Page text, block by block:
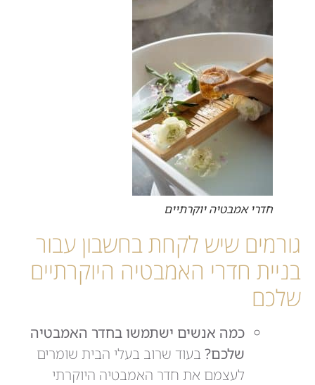
חדרי אמבטיה יוקרתיים
גורמים שיש לקחת בחשבון עבור
בניית חדרי האמבטיה היוקרתיים
שלכם
כמה אנשים ישתמשו בחדר האמבטיה
שלכם? בעוד שרוב בעלי הבית שומרים
לעצמם את חדר האמבטיה היוקרתי